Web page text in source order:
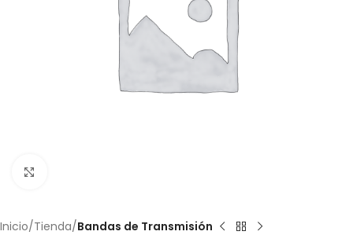
Inicio Tienda Bandas de Transmisión